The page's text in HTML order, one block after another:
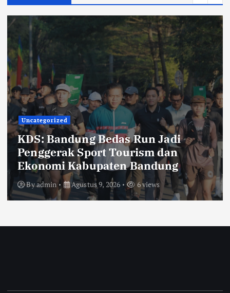
Lingkungan Pemerintahan TNI POLRI
KRYD Gabungan Digelar di
Kabupaten Bandung, Ali Syakieb:
Cegah Begal dan Bersihkan Miras
Byadmin Agustus 9, 2026 8 views